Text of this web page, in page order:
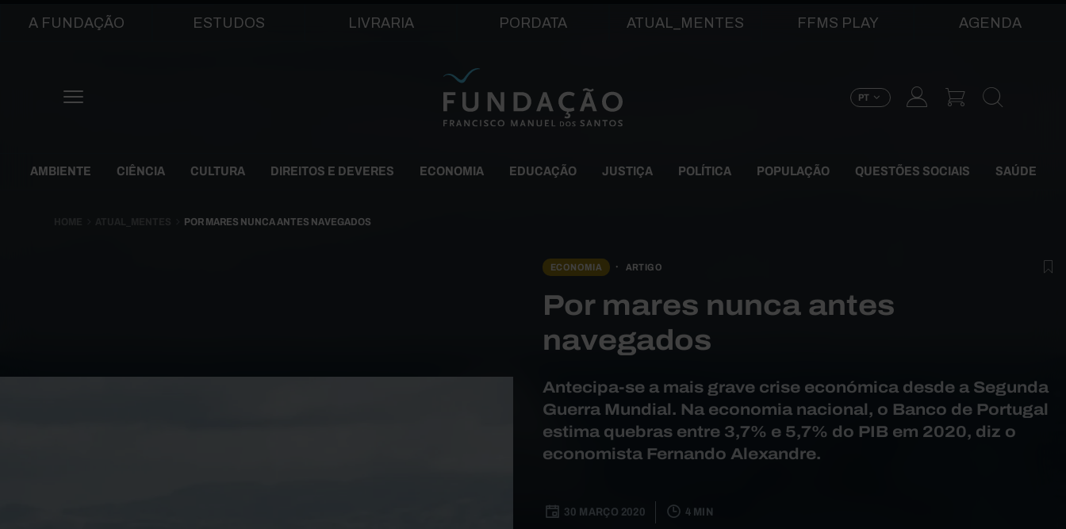
Main navigation
A FUNDAÇÃO ESTUDOS LIVRARIA PORDATA ATUAL_MENTES FFMS PLAY AGENDA
PT
Themes Menu
AMBIENTE CIÊNCIA CULTURA DIREITOS E DEVERES ECONOMIA EDUCAÇÃO JUSTIÇA POLÍTICA POPULAÇÃO QUESTÕES SOCIAIS SAÚDE
POR MARES NUNCA ANTES NAVEGADOS
ECONOMIA ARTIGO
Por mares nunca antes
navegados
Antecipa-se a mais grave crise económica desde a Segunda
Guerra Mundial. Na economia nacional, o Banco de Portugal
estima quebras entre 3,7% e 5,7% do PIB em 2020, diz o
economista Fernando Alexandre.
30 MARÇO 2020 4 MIN